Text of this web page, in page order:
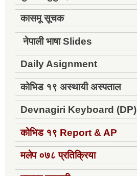
कासमू सूचक
नेपाली भाषा Slides
Daily Asignment
कोभिड १९ अस्थायी अस्पताल
Devnagiri Keyboard (DP)
कोभिड १९ Report & AP
मलेप ०७८ प्रतिक्रिया